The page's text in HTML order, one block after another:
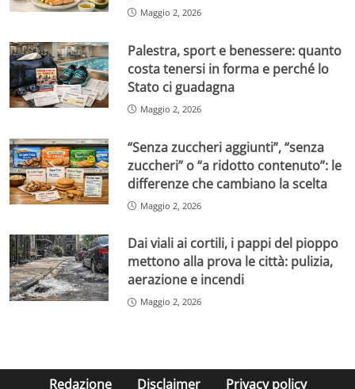
Maggio 2, 2026
Palestra, sport e benessere: quanto
costa tenersi in forma e perché lo
Stato ci guadagna
Maggio 2, 2026
“Senza zuccheri aggiunti”, “senza
zuccheri” o “a ridotto contenuto”: le
differenze che cambiano la scelta
Maggio 2, 2026
Dai viali ai cortili, i pappi del pioppo
mettono alla prova le città: pulizia,
aerazione e incendi
Maggio 2, 2026
Redazione Disclaimer Privacy policy